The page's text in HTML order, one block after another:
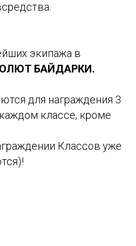
экипажа в
БАЙДАРКИ.
для награждения 3
классе, кроме
Классов уже